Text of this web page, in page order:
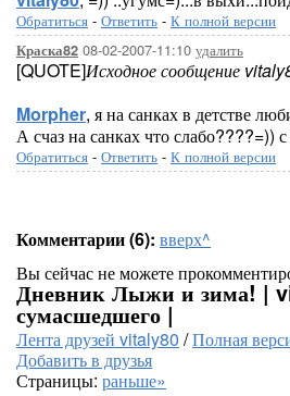
Обратиться - Ответить - К полной версии
Краска82 08-02-2007-11:10 удалить
[QUOTE]Исходное сообщение
Morpher, я на санках в детстве
А счаз на санках что слабо????=))
Обратиться - Ответить - К полной версии
Комментарии (6): вверх^
Вы сейчас не можете
Дневник Лыжи и зима! |
сумасшедшего |
Лента друзей vitaly80 /Полная
Добавить в друзья
Страницы: раньше»